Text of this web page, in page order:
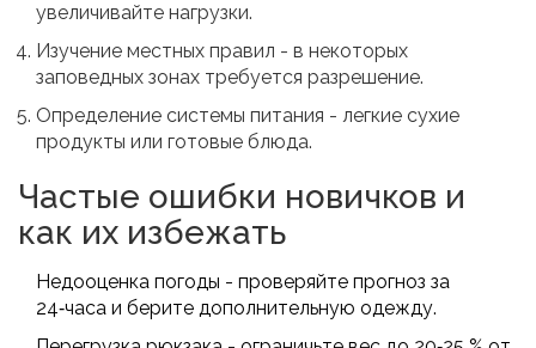
увеличивайте нагрузки.
Изучение местных правил - в некоторых
заповедных зонах требуется разрешение.
Определение системы питания - легкие сухие
продукты или готовые блюда.
Частые ошибки новичков и
как их избежать
Недооценка погоды - проверяйте прогноз за
24‑часа и берите дополнительную одежду.